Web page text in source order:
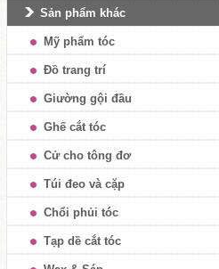
Sản phẩm khác
Mỹ phẩm tóc
Đồ trang trí
Giường gội đầu
Ghế cắt tóc
Cử cho tông đơ
Túi đeo và cặp
Chổi phủi tóc
Tạp dề cắt tóc